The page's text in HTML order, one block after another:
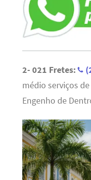
2- 021 Fretes:
médio serviços
Engenho de